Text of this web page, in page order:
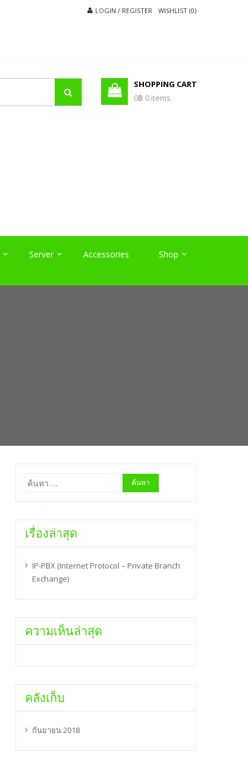
LOGIN / REGISTER WISHLIST (0)
SHOPPING CART
0฿ 0 items
Server Accessories Shop
ค้นหา
สำหรับ:
เรื่องล่าสุด
IP-PBX (Internet Protocol – Private Branch
Exchange)
ความเห็นล่าสุด
คลังเก็บ
กันยายน 2018